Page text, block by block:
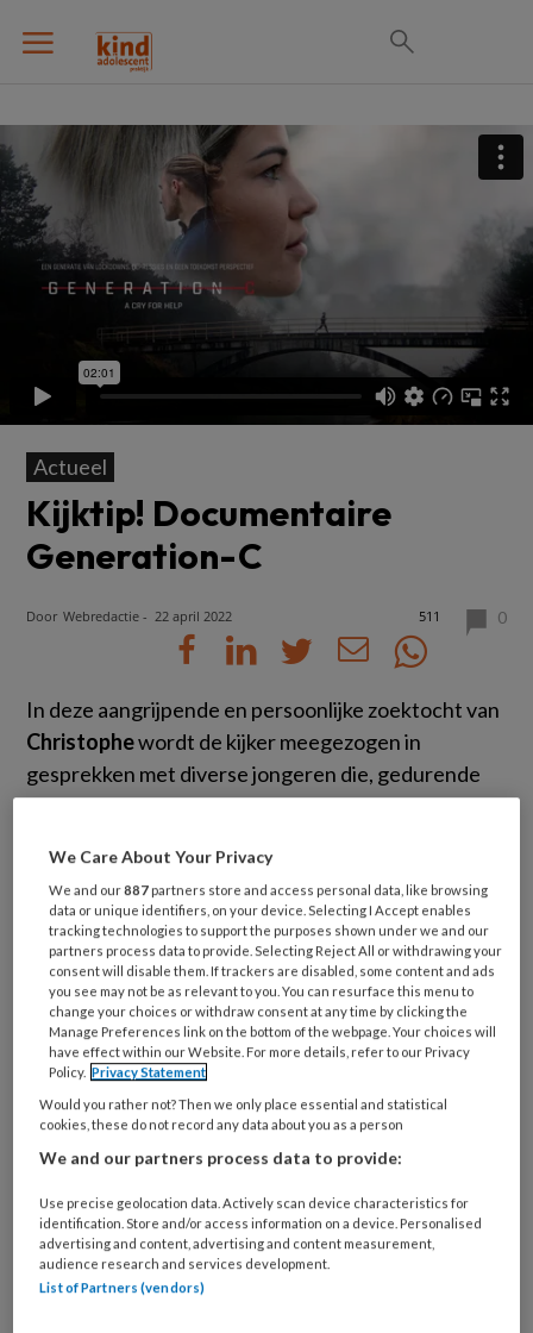
Actueel
Kijktip! Documentaire
Generation-C
Door Webredactie - 22 april 2022 0
511
In deze aangrijpende en persoonlijke zoektocht van
Christophewordt de kijker meegezogen in
gesprekken met diverse jongeren die, gedurende
de pandemie, steeds minder zingeving in het leven
Het vertrouwen en het zicht op een mooie
toekomst werd hen ontnomen zonder dat zij daar
invloed op hadden. Door de maatregelen van de
overheid werden er steeds vaker en steeds grotere
obstakels opgeworpen. Het leven stond op pauze
en in de samenleving heerste er een hoop angst en
onzekerheid.
einde van de tunnel. De vele beloftes brachten
maar mondjesmaat verandering in de situatie.
In deze aangrijpende documentaire geven jongeren
We Care About Your Privacy
We and our887 partners store and access personal data, like browsing
data or unique identifiers, on your device. Selecting I Accept enables
tracking technologies to support the purposes shown under we and our
partners process data to provide. Selecting Reject All or withdrawing your
consent will disable them. If trackers are disabled, some content and ads
you see may not be as relevant to you. You can resurface this menu to
change your choices or withdraw consent at any time by clicking the
Manage Preferences link on the bottom of the webpage. Your choices will
have effect within our Website. For more details, refer to our Privacy
Policy. Privacy Statement
Would you rather not? Then we only place essential and statistical
cookies, these do not record any data about you as a person
We and our partners process data to provide:
Use precise geolocation data. Actively scan device characteristics for
identification. Store and/or access information on a device. Personalised
advertising and content, advertising and content measurement,
audience research and services development.
List of Partners (vendors)